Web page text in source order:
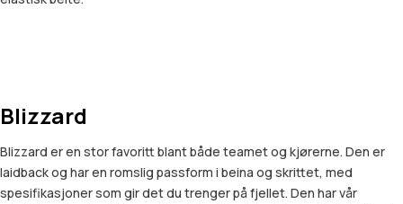
Blizzard
Blizzard er en stor favoritt blant både teamet og kjørerne. Den er
laidback og har en romslig passform i beina og skrittet, med
spesifikasjoner som gir det du trenger på fjellet. Den har vår